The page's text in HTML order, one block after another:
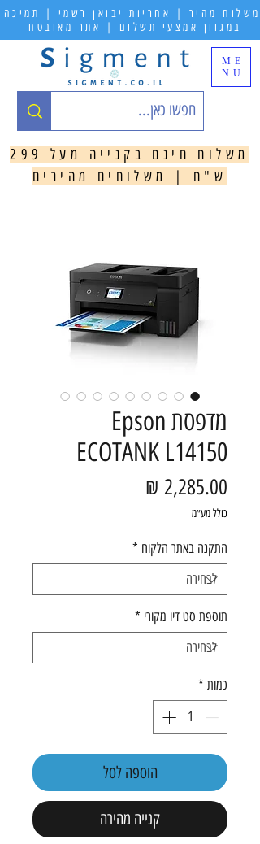
ME
NU
משלוח מהיר | אחריות יבואן רשמי | תמיכה
במגוון אמצעי תשלום | אתר מאובטח
משלוח חינם בקנייה מעל 299
ש"ח | משלוחים מהירים
מדפסת Epson
ECOTANK L14150
כולל מע״מ
התקנה באתר הלקוח *
תוספת סט דיו מקורי *
כמות *
הוספה לסל
קנייה מהירה